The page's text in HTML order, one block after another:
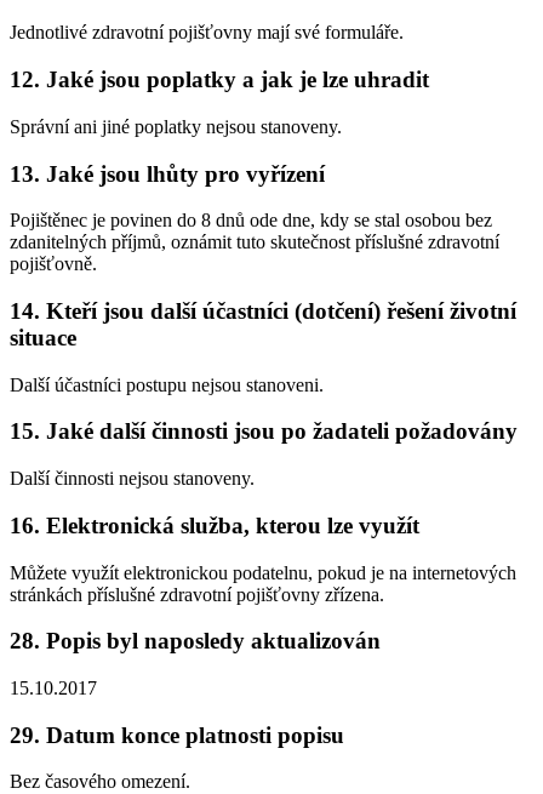
Jednotlivé zdravotní pojišťovny mají své formuláře.
12. Jaké jsou poplatky a jak je lze uhradit
Správní ani jiné poplatky nejsou stanoveny.
13. Jaké jsou lhůty pro vyřízení
Pojištěnec je povinen do 8 dnů ode dne, kdy se stal osobou bez
zdanitelných příjmů, oznámit tuto skutečnost příslušné zdravotní
pojišťovně.
14. Kteří jsou další účastníci (dotčení) řešení životní
situace
Další účastníci postupu nejsou stanoveni.
15. Jaké další činnosti jsou po žadateli požadovány
Další činnosti nejsou stanoveny.
16. Elektronická služba, kterou lze využít
Můžete využít elektronickou podatelnu, pokud je na internetových
stránkách příslušné zdravotní pojišťovny zřízena.
28. Popis byl naposledy aktualizován
15.10.2017
29. Datum konce platnosti popisu
Bez časového omezení.